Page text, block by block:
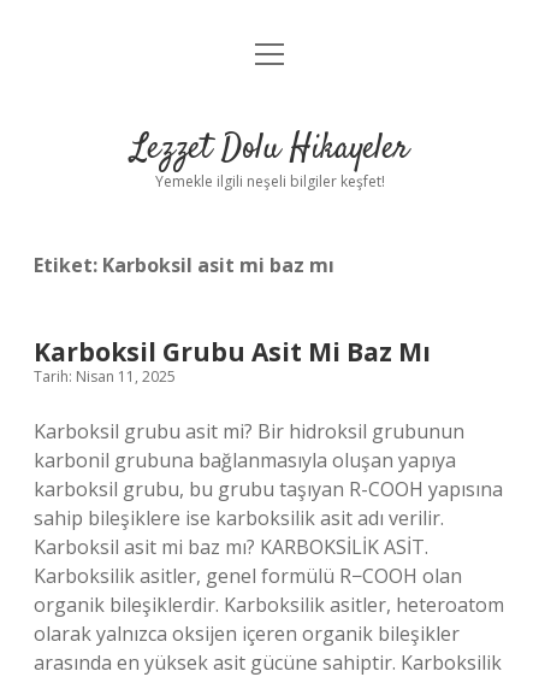
Anasayfa
Yasal Uyarı
menüyü
Lezzet Dolu Hikayeler
Yemekle ilgili neşeli bilgiler keşfet!
Etiket: Karboksil asit mi baz mı
Karboksil Grubu Asit Mi Baz Mı
Tarih: Nisan 11, 2025
Karboksil grubu asit mi? Bir hidroksil grubunun
karbonil grubuna bağlanmasıyla oluşan yapıya
karboksil grubu, bu grubu taşıyan R-COOH yapısına
sahip bileşiklere ise karboksilik asit adı verilir.
Karboksil asit mi baz mı? KARBOKSİLİK ASİT.
Karboksilik asitler, genel formülü R−COOH olan
organik bileşiklerdir. Karboksilik asitler, heteroatom
olarak yalnızca oksijen içeren organik bileşikler
arasında en yüksek asit gücüne sahiptir. Karboksilik